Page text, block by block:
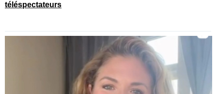
téléspectateurs